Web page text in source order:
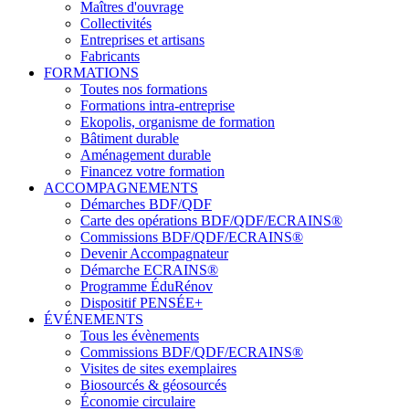
Maîtres d'ouvrage
Collectivités
Entreprises et artisans
Fabricants
FORMATIONS
Toutes nos formations
Formations intra-entreprise
Ekopolis, organisme de formation
Bâtiment durable
Aménagement durable
Financez votre formation
ACCOMPAGNEMENTS
Démarches BDF/QDF
Carte des opérations BDF/QDF/ECRAINS®
Commissions BDF/QDF/ECRAINS®
Devenir Accompagnateur
Démarche ECRAINS®
Programme ÉduRénov
Dispositif PENSÉE+
ÉVÉNEMENTS
Tous les évènements
Commissions BDF/QDF/ECRAINS®
Visites de sites exemplaires
Biosourcés & géosourcés
Économie circulaire